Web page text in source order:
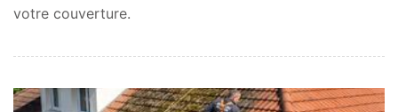
votre couverture.